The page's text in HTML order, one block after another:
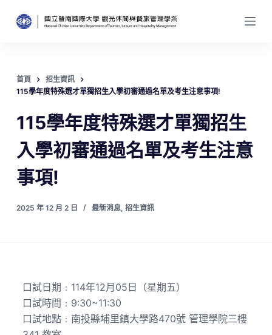
跳
至
內
容
首頁
招生資訊
115學年度特殊選才單獨招生入學初審通過名單及考生注意事項!
115學年度特殊選才單獨招生
入學初審通過名單及考生注意
事項!
2025 年 12 月 2 日 最新消息, 招生資訊
口試日期﹕114年12月05日（星期五）
口試時間﹕9:30~11:30
口試地點﹕南投縣埔里鎮大學路470號 管理學院三樓